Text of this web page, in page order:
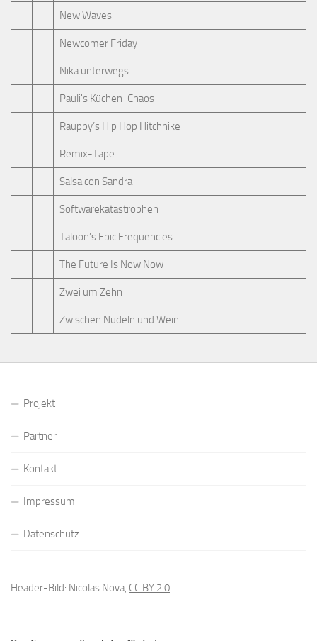
New Waves
Newcomer Friday
Nika unterwegs
Pauli's Küchen-Chaos
Rauppy’s Hip Hop Hitchhike
Remix-Tape
Salsa con Sandra
Softwarekatastrophen
Taloon’s Epic Frequencies
The Future Is Now Now
Zwei um Zehn
Zwischen Nudeln und Wein
Projekt
Partner
Kontakt
Impressum
Datenschutz
Header-Bild: Nicolas Nova, CC BY 2.0